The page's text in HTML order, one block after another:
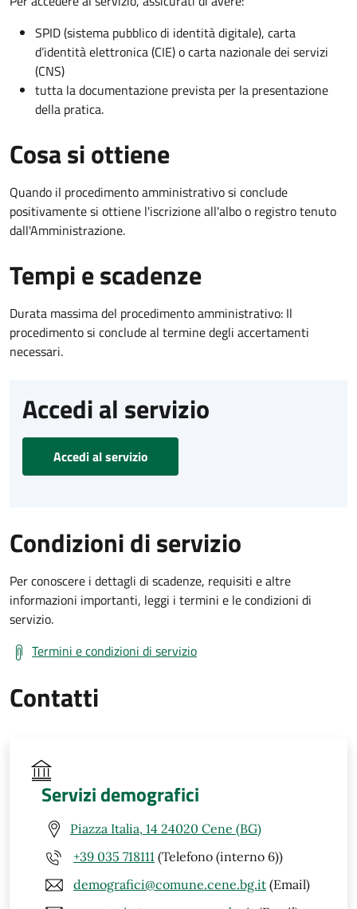
SPID (sistema pubblico di identità digitale), carta
d’identità elettronica (CIE) o carta nazionale dei servizi
(CNS)
tutta la documentazione prevista per la presentazione
della pratica.
Cosa si ottiene
Quando il procedimento amministrativo si conclude
positivamente si ottiene l'iscrizione all'albo o registro tenuto
dall'Amministrazione.
Tempi e scadenze
Durata massima del procedimento amministrativo: Il
procedimento si conclude al termine degli accertamenti
necessari.
Accedi al servizio
Accedi al servizio
Condizioni di servizio
Per conoscere i dettagli di scadenze, requisiti e altre
informazioni importanti, leggi i termini e le condizioni di
servizio.
Termini e condizioni di servizio
Contatti
Servizi demografici
Piazza Italia, 14 24020 Cene (BG)
+39 035 718111 (Telefono (interno 6))
demografici@comune.cene.bg.it (Email)